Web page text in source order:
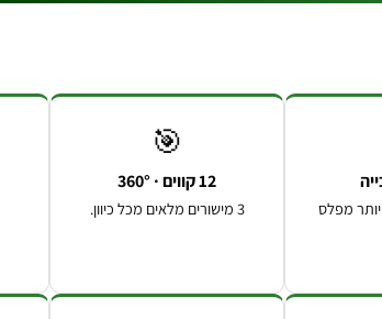
מפלס
🎯
12 קווים · 360°
3 מישורים מלאים מכל כיוון.